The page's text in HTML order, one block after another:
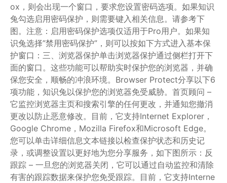
ox，则会出现一个窗口，要求您设置密码选项。如果知识
兔勾选启用密码保护，则需要键入相关信息。请参考下
图。注意：启用密码保护选项仅适用于Pro用户。如果知
识兔选择”禁用密码保护”，则可以按如下方式进入基本保
护窗口：三、浏览器保护单击浏览器保护通过侧栏打开下
面的窗口。这些功能可以帮助实时保护您的浏览器，并确
保您安全，顺畅的冲浪环境。Browser Protect分享以下6
项功能，知识兔以保护您的浏览器免受威胁。首页顾问 –
它监控浏览器主页和搜索引擎的任何更改，并通知您撤消
更改以防止恶意修改。目前，它支持Internet Explorer，
Google Chrome，Mozilla Firefox和Microsoft Edge。
您可以单击详细信息文本链接以检查保护状态和历史记
录，或调整设置以更好地为您分享服务，如下图所示：反
跟踪 – 一旦您的浏览器关闭，它可以通过自动监控和清除
有害的跟踪数据来保护您免受跟踪。目前，它支持Interne